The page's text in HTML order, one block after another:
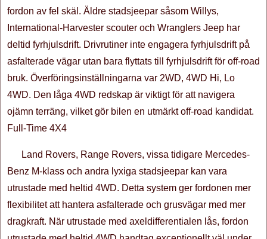
fordon av fel skäl. Äldre stadsjeepar såsom Willys,
International-Harvester scouter och Wranglers Jeep har
deltid fyrhjulsdrift. Drivrutiner inte engagera fyrhjulsdrift på
asfalterade vägar utan bara flyttats till fyrhjulsdrift för off-road
bruk. Överföringsinställningarna var 2WD, 4WD Hi, Lo
4WD. Den låga 4WD redskap är viktigt för att navigera
ojämn terräng, vilket gör bilen en utmärkt off-road kandidat.
Full-Time 4X4
Land Rovers, Range Rovers, vissa tidigare Mercedes-
Benz M-klass och andra lyxiga stadsjeepar kan vara
utrustade med heltid 4WD. Detta system ger fordonen mer
flexibilitet att hantera asfalterade och grusvägar med mer
dragkraft. När utrustade med axeldifferentialen lås, fordon